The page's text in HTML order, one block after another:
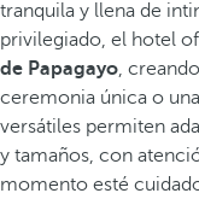
tranquila y llena de
privilegiado, el hotel
de Papagayo,
ceremonia única o
versátiles permiten
y tamaños, con
momento esté